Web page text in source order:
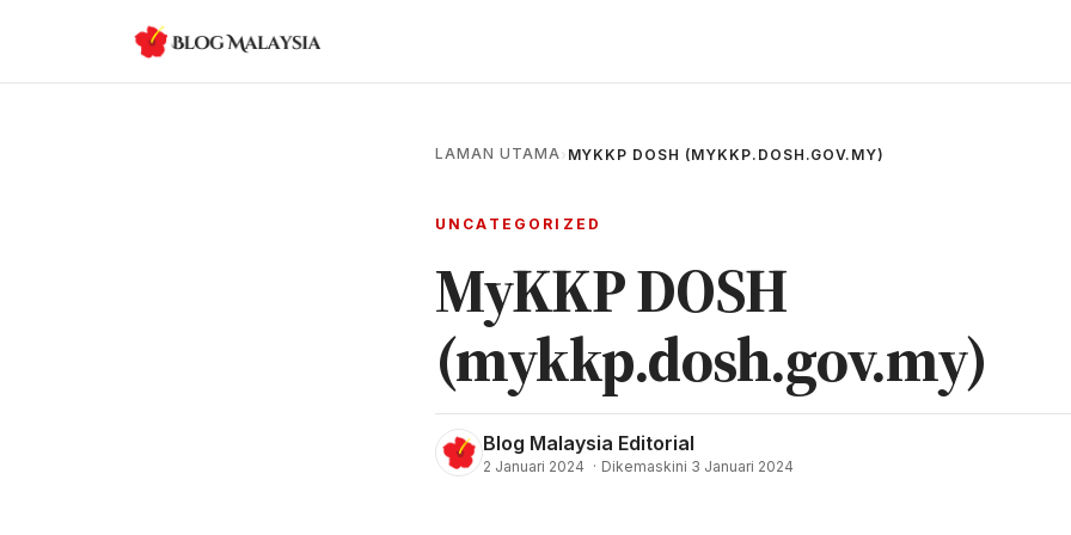
LAMAN UTAMA› MYKKP DOSH (MYKKP.DOSH.GOV.MY)
UNCATEGORIZED
MyKKP DOSH
(mykkp.dosh.gov.my)
Blog Malaysia Editorial
2 Januari 2024 · Dikemaskini 3 Januari 2024